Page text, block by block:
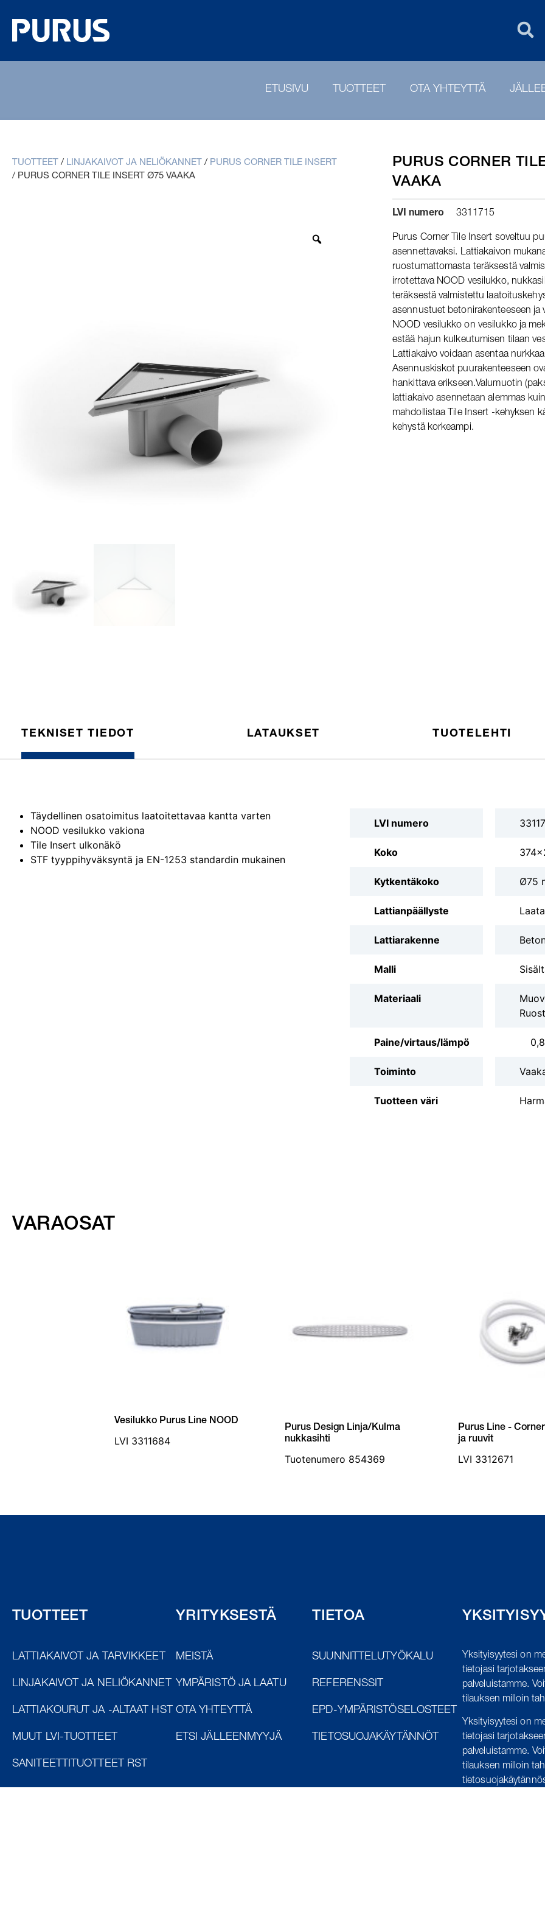
PURUS
ETUSIVU TUOTTEET OTA YHTEYTTÄ
TUOTTEET / LINJAKAIVOT JA NELIÖKANNET / PURUS CORNER TILE INSERT
/ PURUS CORNER TILE INSERT Ø75 VAAKA
PURUS CORNER
VAAKA
LVI numero 3311715
Purus Corner Tile Insert soveltuu
asennettavaksi. Lattiakaivon
ruostumattomasta teräksestä
irrotettava NOOD vesilukko,
teräksestä valmistettu
asennustuet betonirakenteeseen ja
NOOD vesilukko on vesilukko ja
estää hajun kulkeutumisen tilaan
Lattiakaivo voidaan asentaa
Asennuskiskot puurakenteeseen
hankittava erikseen.Valumuotin
lattiakaivo asennetaan alemmas
mahdollistaa Tile Insert -kehyksen
kehystä korkeampi.
TEKNISET TIEDOT LATAUKSET TUOTELEHTI
Täydellinen osatoimitus laatoitettavaa kantta varten
NOOD vesilukko vakiona
Tile Insert ulkonäkö
STF tyyppihyväksyntä ja EN-1253 standardin mukainen
LVI numero
Koko
Kytkentäkoko Ø75
Lattianpäällyste
Lattiarakenne
Malli
Materiaali
Paine/virtaus/lämpö
Toiminto
Tuotteen väri
VARAOSAT
Vesilukko Purus Line NOOD
LVI 3311684
Purus Design Linja/Kulma
nukkasihti
Tuotenumero 854369
Purus Line -
ja ruuvit
LVI 3312671
TUOTTEET
LATTIAKAIVOT JA TARVIKKEET
LINJAKAIVOT JA NELIÖKANNET
LATTIAKOURUT JA -ALTAAT HST
MUUT LVI-TUOTTEET
SANITEETTITUOTTEET RST
YRITYKSESTÄ
MEISTÄ
YMPÄRISTÖ JA LAATU
OTA YHTEYTTÄ
ETSI JÄLLEENMYYJÄ
TIETOA
SUUNNITTELUTYÖKALU
REFERENSSIT
EPD-YMPÄRISTÖSELOSTEET
TIETOSUOJAKÄYTÄNNÖT
Yksityisyytesi on
tietojasi
palveluistamme.
tilauksen milloin
Yksityisyytesi on
tietojasi
palveluistamme.
tilauksen milloin